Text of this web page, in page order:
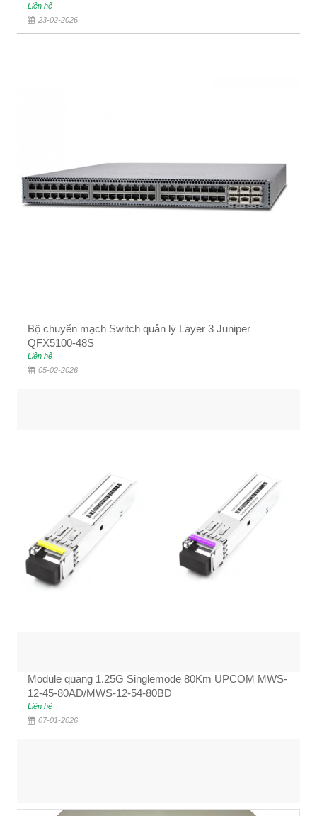
EX4400
Liên hệ
23-02-2026
Bộ chuyển mạch Switch quản lý Layer 3 Juniper
QFX5100-48S
Liên hệ
05-02-2026
Module quang 1.25G Singlemode 80Km UPCOM MWS-
12-45-80AD/MWS-12-54-80BD
Liên hệ
07-01-2026